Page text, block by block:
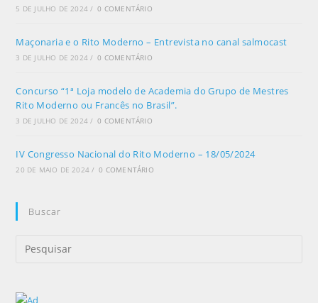
5 DE JULHO DE 2024 / 0 COMENTÁRIO
Maçonaria e o Rito Moderno – Entrevista no canal salmocast
3 DE JULHO DE 2024 / 0 COMENTÁRIO
Concurso “1ª Loja modelo de Academia do Grupo de Mestres
Rito Moderno ou Francês no Brasil”.
3 DE JULHO DE 2024 / 0 COMENTÁRIO
IV Congresso Nacional do Rito Moderno – 18/05/2024
20 DE MAIO DE 2024 / 0 COMENTÁRIO
Buscar